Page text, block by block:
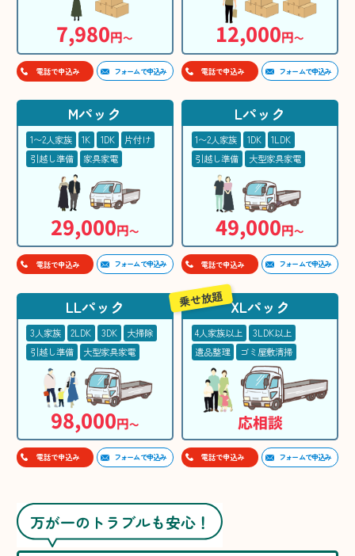
7,980円〜
電話で申込み フォームで申込み
12,000円〜
電話で申込み フォームで申込み
Mパック
1〜2人家族 1K 1DK
片付け
引越し準備
家具家電
29,000円〜
電話で申込み フォームで申込み
Lパック
1〜2人家族 1DK
1LDK
引越し準備
大型家具家電
49,000円〜
電話で申込み フォームで申込み
LLパック
3人家族 2LDK 3DK
大掃除
引越し準備
大型家具家電
98,000円〜
電話で申込み フォームで申込み
XLパック
4人家族以上
3LDK以上
遺品整理
ゴミ屋敷清掃
応相談
乗せ放題
電話で申込み フォームで申込み
万が一のトラブルも安心！